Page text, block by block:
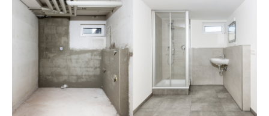
24h / 365days
We offer support for our customers
Mon - Fri 8:00am - 5:00pm(GMT +1)